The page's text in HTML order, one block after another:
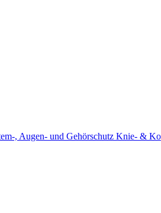
, Augen- und Gehörschutz Knie- &